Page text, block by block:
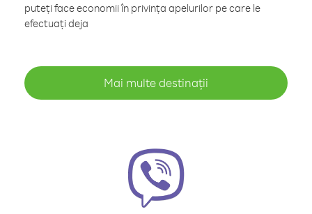
puteți face economii în privința apelurilor pe care le
efectuați deja
Mai multe destinații